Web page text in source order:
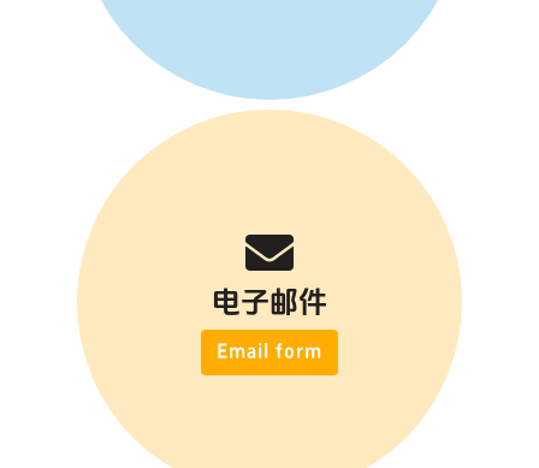
电子邮件
Email form